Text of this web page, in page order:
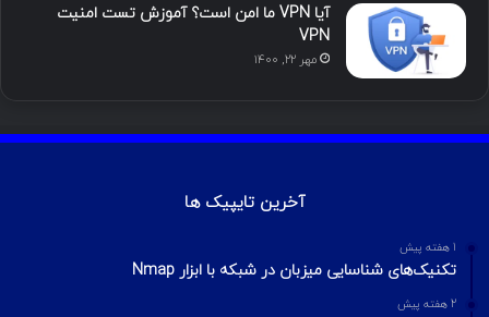
آیا VPN ما امن است؟ آموزش تست امنیت
VPN
مهر ۲۲, ۱۴۰۰
آخرین تایپیک ها
1 هفته پیش
تکنیک‌های شناسایی میزبان در شبکه با ابزار Nmap
2 هفته پیش